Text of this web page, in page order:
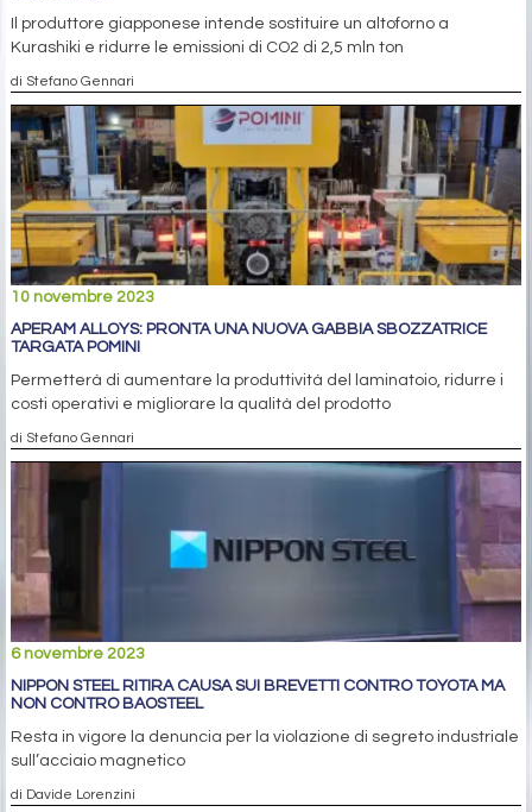
Il produttore giapponese intende sostituire un altoforno a
Kurashiki e ridurre le emissioni di CO2 di 2,5 mln ton
di Stefano Gennari
10 novembre 2023
APERAM ALLOYS: PRONTA UNA NUOVA GABBIA SBOZZATRICE
TARGATA POMINI
Permetterà di aumentare la produttività del laminatoio, ridurre i
costi operativi e migliorare la qualità del prodotto
di Stefano Gennari
6 novembre 2023
NIPPON STEEL RITIRA CAUSA SUI BREVETTI CONTRO TOYOTA MA
NON CONTRO BAOSTEEL
Resta in vigore la denuncia per la violazione di segreto industriale
sull’acciaio magnetico
di Davide Lorenzini